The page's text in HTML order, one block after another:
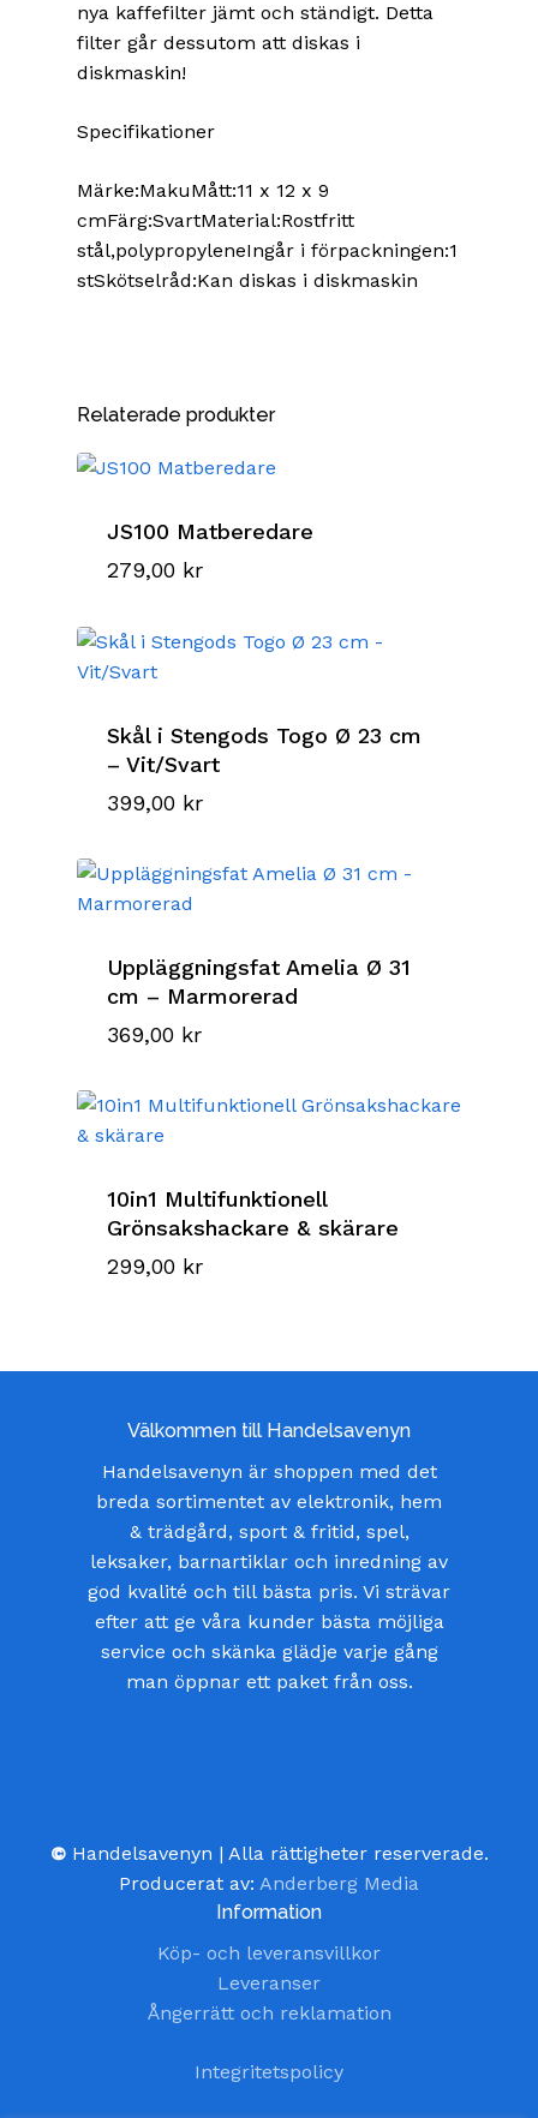
nya kaffefilter jämt och ständigt. Detta
filter går dessutom att diskas i
diskmaskin!
Specifikationer
Märke:MakuMått:11 x 12 x 9
cmFärg:SvartMaterial:Rostfritt
stål,polypropyleneIngår i förpackningen:1
stSkötselråd:Kan diskas i diskmaskin
Relaterade produkter
JS100 Matberedare
279,00 kr
Skål i Stengods Togo Ø 23 cm
– Vit/Svart
399,00 kr
Uppläggningsfat Amelia Ø 31
cm – Marmorerad
369,00 kr
10in1 Multifunktionell
Grönsakshackare & skärare
299,00 kr
Välkommen till Handelsavenyn
Handelsavenyn är shoppen med det
breda sortimentet av elektronik, hem
& trädgård, sport & fritid, spel,
leksaker, barnartiklar och inredning av
god kvalité och till bästa pris. Vi strävar
efter att ge våra kunder bästa möjliga
service och skänka glädje varje gång
man öppnar ett paket från oss.
© Handelsavenyn | Alla rättigheter reserverade.
Producerat av: Anderberg Media
Information
Köp- och leveransvillkor
Leveranser
Ångerrätt och reklamation
Integritetspolicy